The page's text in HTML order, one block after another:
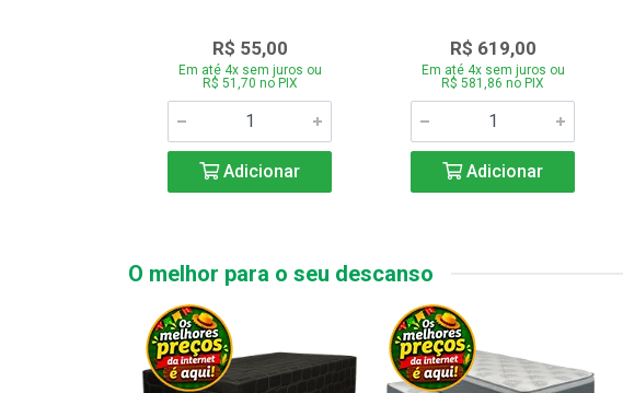
R$ 55,00
Em até 4x sem juros ou
R$ 51,70 no PIX
Adicionar
R$ 619,00
Em até 4x sem juros ou
R$ 581,86 no PIX
Adicionar
O melhor para o seu descanso